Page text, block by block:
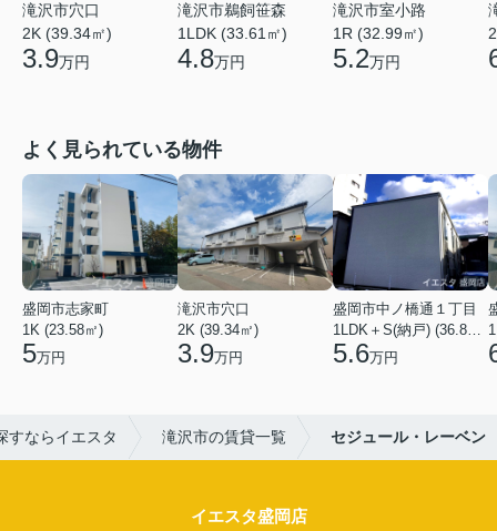
滝沢市穴口
2K (39.34㎡)
3.9万円
滝沢市鵜飼笹森
1LDK (33.61㎡)
4.8万円
滝沢市室小路
1R (32.99㎡)
5.2万円
よく見られている物件
盛岡市志家町
1K (23.58㎡)
5万円
滝沢市穴口
2K (39.34㎡)
3.9万円
盛岡市中ノ橋通１丁目
1LDK＋S(納戸) (36.80㎡)
5.6万円
すならイエスタ 滝沢市の賃貸一覧 セジュール・レーベン
イエスタ盛岡店